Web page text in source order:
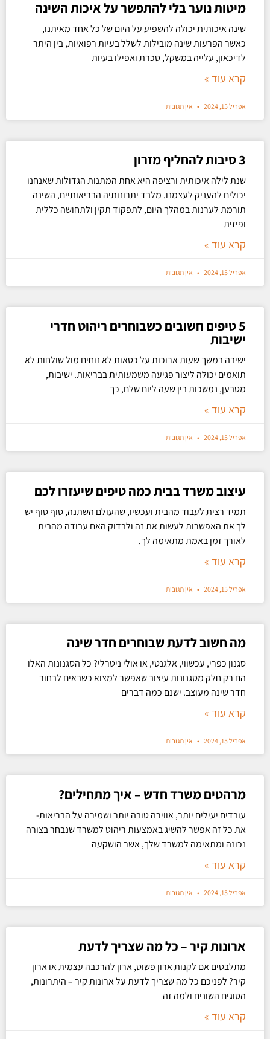
מיטות נוער בלי להתפשר על איכות השינה
שינה איכותית יכולה להשפיע על היום של כל אחד מאיתנו,
כאשר הפרעות שינה מובילות לשלל בעיות רפואיות, בין היתר
לדיכאון, עלייה במשקל, סכרת ואפילו בעיות
קרא עוד »
אפריל 15, 2024 אין תגובות
3 סיבות להחליף מזרון
שנת לילה איכותית ורציפה היא אחת המתנות הגדולות שאנחנו
יכולים להעניק לעצמנו. מלבד יתרונותיה הבריאותיים, השינה
תורמת לערנות במהלך היום, לתפקוד תקין ולתחושה כללית
ופיזית
קרא עוד »
אפריל 15, 2024 אין תגובות
5 טיפים חשובים כשבוחרים ריהוט חדרי
ישיבות
ישיבה במשך שעות ארוכות על כסאות לא נוחים מול שולחות לא
תואמים יכולה ליצור פגיעה משמעותית בבריאות. ישיבות,
מטבען, נמשכות בין שעה ליום שלם, כך
קרא עוד »
אפריל 15, 2024 אין תגובות
עיצוב משרד בבית כמה טיפים שיעזרו לכם
תמיד רצית לעבוד מהבית ועכשיו, שהעולם השתנה, סוף סוף יש
לך את האפשרות לעשות את זה ולבדוק האם עבודה מהבית
לאורך זמן באמת מתאימה לך.
קרא עוד »
אפריל 15, 2024 אין תגובות
מה חשוב לדעת שבוחרים חדר שינה
סגנון כפרי, עכשווי, אלגנטי, או אולי ניטרלי? כל הסגנונות האלו
הם רק חלק מסגנונות עיצוב שאפשר למצוא כשבאים לבחור
חדר שינה מעוצב. ישנם כמה דברים
קרא עוד »
אפריל 15, 2024 אין תגובות
מרהטים משרד חדש – איך מתחילים?
עובדים יעילים יותר, אווירה טובה יותר ושמירה על הבריאות-
את כל זה אפשר להשיג באמצעות ריהוט למשרד שנבחר בצורה
נכונה ומתאימה למשרד שלך, אשר הושקעה
קרא עוד »
אפריל 15, 2024 אין תגובות
ארונות קיר – כל מה שצריך לדעת
מתלבטים אם לקנות ארון פשוט, ארון להרכבה עצמית או ארון
קיר? לפניכם כל מה שצריך לדעת על ארונות קיר – היתרונות,
הסוגים השונים ולמה זה
קרא עוד »